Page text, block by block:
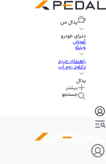
پدال من
دنیای خودرو
آموزش
ویدئو
راهنمای خرید
دانلود زوم اپ
پدال
بیشتر
جستجو